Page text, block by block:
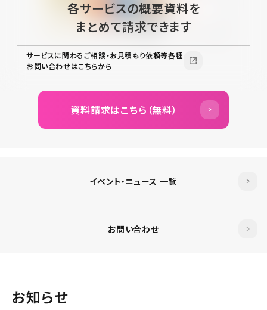
各サービスの概要資料を
まとめて請求できます
サービスに関わるご相談・お見積もり依頼等各種
お問い合わせはこちらから
資料請求はこちら（無料）
イベント・ニュース 一覧
お問い合わせ
お知らせ